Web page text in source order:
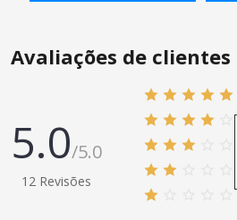
Avaliações de clientes
5.0/5.0
12 Revisões